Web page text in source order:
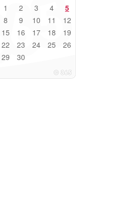
1 2 3 4 5
8 9 10 11 12
15 16 17 18 19
22 23 24 25 26
29 30